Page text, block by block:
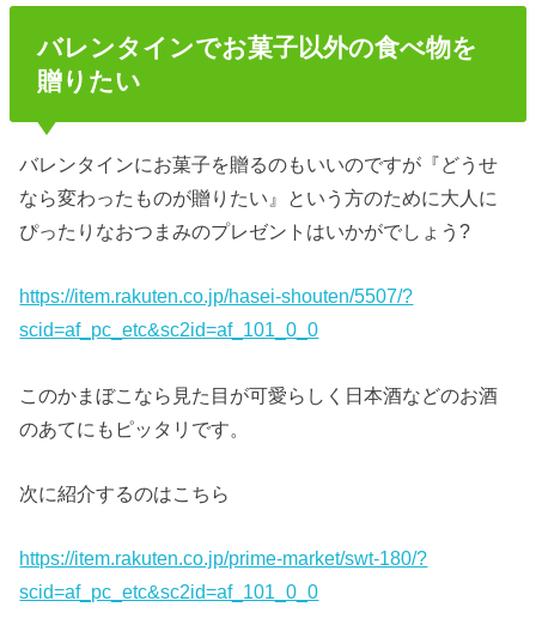
バレンタインでお菓子以外の食べ物を
贈りたい
バレンタインにお菓子を贈るのもいいのですが『どうせ
なら変わったものが贈りたい』という方のために大人に
ぴったりなおつまみのプレゼントはいかがでしょう?
https://item.rakuten.co.jp/hasei-shouten/5507/?
scid=af_pc_etc&sc2id=af_101_0_0
このかまぼこなら見た目が可愛らしく日本酒などのお酒
のあてにもピッタリです。
次に紹介するのはこちら
https://item.rakuten.co.jp/prime-market/swt-180/?
scid=af_pc_etc&sc2id=af_101_0_0